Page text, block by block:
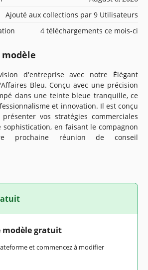
Ajouté aux collections par 9 Utilisateurs
4 téléchargements ce mois-ci
modèle
d'entreprise avec notre Élégant
Bleu. Conçu avec une précision
dans une teinte bleue tranquille, ce
et innovation. Il est conçu
vos stratégies commerciales
sophistication, en faisant le compagnon
prochaine réunion de conseil
modèle gratuit
et commencez à modifier